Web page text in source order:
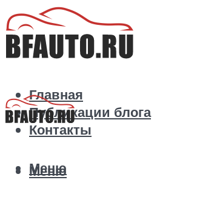
Главная
Публикации блога
Контакты
Меню
Меню